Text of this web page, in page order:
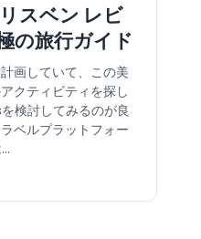
スベン レビ
の旅行ガイド
画していて、この美
クティビティを探し
検討してみるのが良
ベルプラットフォー